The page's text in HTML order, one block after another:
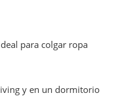
para colgar ropa
y en un dormitorio